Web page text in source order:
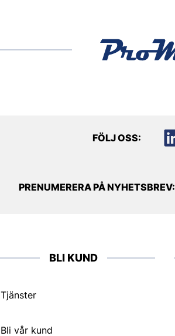
FÖLJ OSS:
PRENUMERERA PÅ NYHETSBREV:
BLI KUND
Tjänster
Bli vår kund